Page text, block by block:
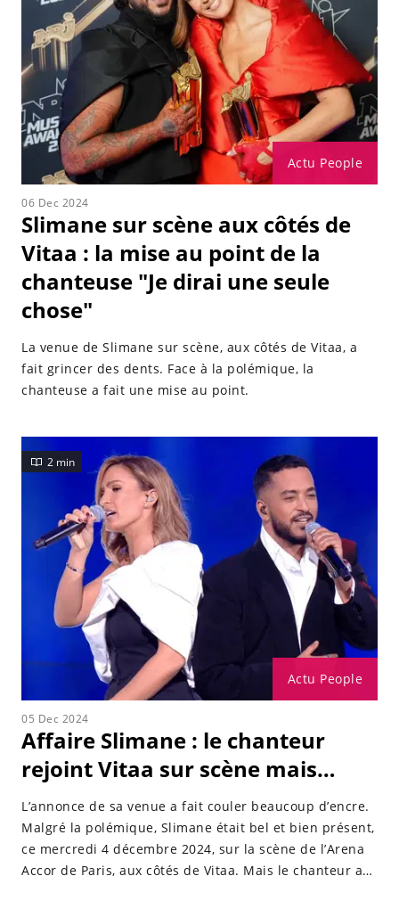
2011 puis, le25 octobre 2014, son deuxième garçon
prénommé Adam voit le jour.
Actu People
06 Dec 2024
Slimane sur scène aux côtés de
Vitaa : la mise au point de la
chanteuse "Je dirai une seule
chose"
La venue de Slimane sur scène, aux côtés de Vitaa, a
fait grincer des dents. Face à la polémique, la
chanteuse a fait une mise au point.
Actu People
2 min
05 Dec 2024
Affaire Slimane : le chanteur
rejoint Vitaa sur scène mais…
L’annonce de sa venue a fait couler beaucoup d’encre.
Malgré la polémique, Slimane était bel et bien présent,
ce mercredi 4 décembre 2024, sur la scène de l’Arena
Accor de Paris, aux côtés de Vitaa. Mais le chanteur a